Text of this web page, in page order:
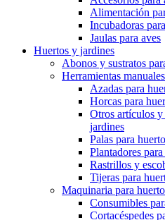
Alimentación
Incubadoras
Jaulas para aves
Huertos y jardines
Abonos y sustratos
Herramientas
Azadas para
Horcas para
Otros artículos y
jardines
Palas para
Plantadores
Rastrillos y
Tijeras para
Maquinaria para
Consumibles
Cortacéspedes